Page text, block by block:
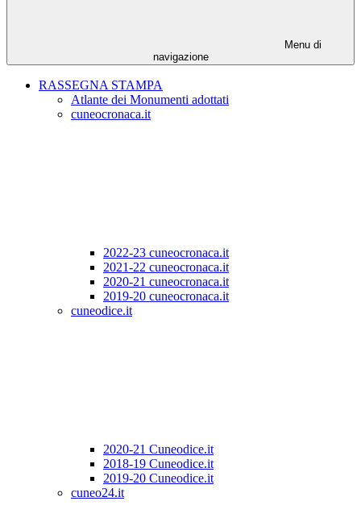
Menu di
navigazione
RASSEGNA STAMPA
Atlante dei Monumenti adottati
cuneocronaca.it
2022-23 cuneocronaca.it
2021-22 cuneocronaca.it
2020-21 cuneocronaca.it
2019-20 cuneocronaca.it
cuneodice.it
2020-21 Cuneodice.it
2018-19 Cuneodice.it
2019-20 Cuneodice.it
cuneo24.it